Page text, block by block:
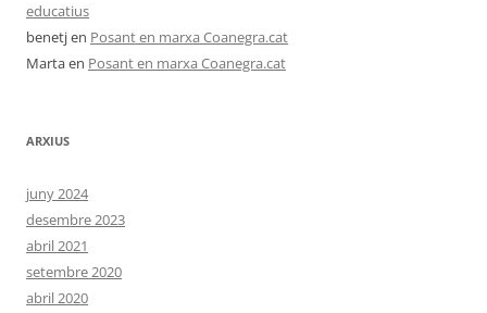
educatius
benetjen Posant en marxa Coanegra.cat
Martaen Posant en marxa Coanegra.cat
ARXIUS
juny 2024
desembre 2023
abril 2021
setembre 2020
abril 2020